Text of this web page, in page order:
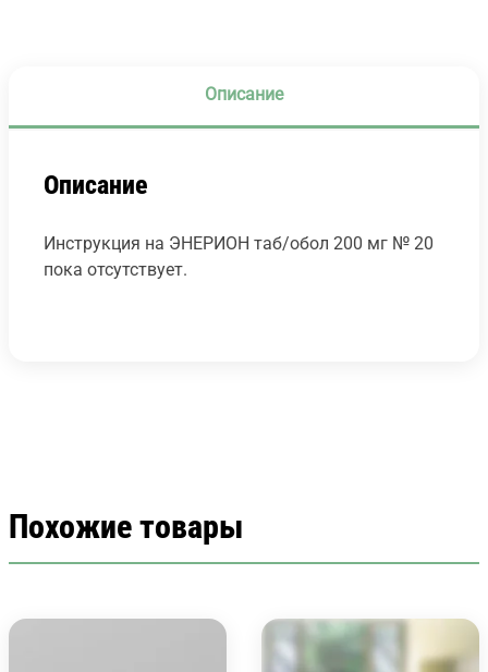
Описание
Описание
Инструкция на ЭНЕРИОН таб/обол 200 мг № 20
пока отсутствует.
Похожие товары